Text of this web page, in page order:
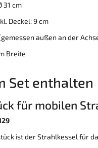
31 cm
Deckel: 9 cm
außen an der
Breite
Set enthalten
für mobilen
ist der Strahlkessel für